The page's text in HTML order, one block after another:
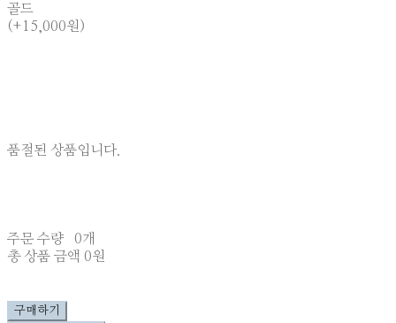
골드
(+15,000원)
품절된 상품입니다.
주문 수량
0개
총 상품 금액 0원
구매하기